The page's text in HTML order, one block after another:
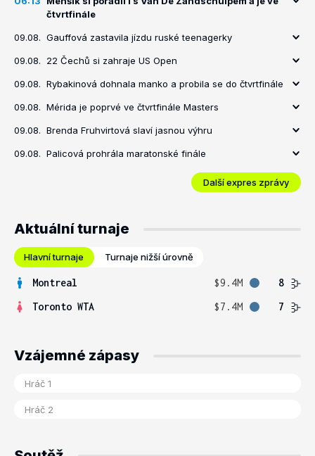
čtvrtfinále
09.08. Gauffová zastavila jízdu ruské teenagerky
09.08. 22 Čechů si zahraje US Open
09.08. Rybakinová dohnala manko a probila se do čtvrtfinále
09.08. Mérida je poprvé ve čtvrtfinále Masters
09.08. Brenda Fruhvirtová slaví jasnou výhru
09.08. Palicová prohrála maratonské finále
Další expres zprávy
Aktuální turnaje
Hlavní turnaje Turnaje nižší úrovně
Montreal $9.4M
8
Toronto WTA
$7.4M 7
Vzájemné zápasy